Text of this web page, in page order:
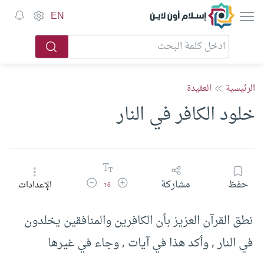
إسلام أون لاين EN
الرئيسية العقيدة
خلود الكافر في النار
حفظ مشاركة زيادة حجم الخط
16 تقليل حجم الخطالإعدادات
نطق القرآن العزيز بأن الكافرين والمنافقين يخلدون
في النار , وأكد هذا في آيات , وجاء في غيرها